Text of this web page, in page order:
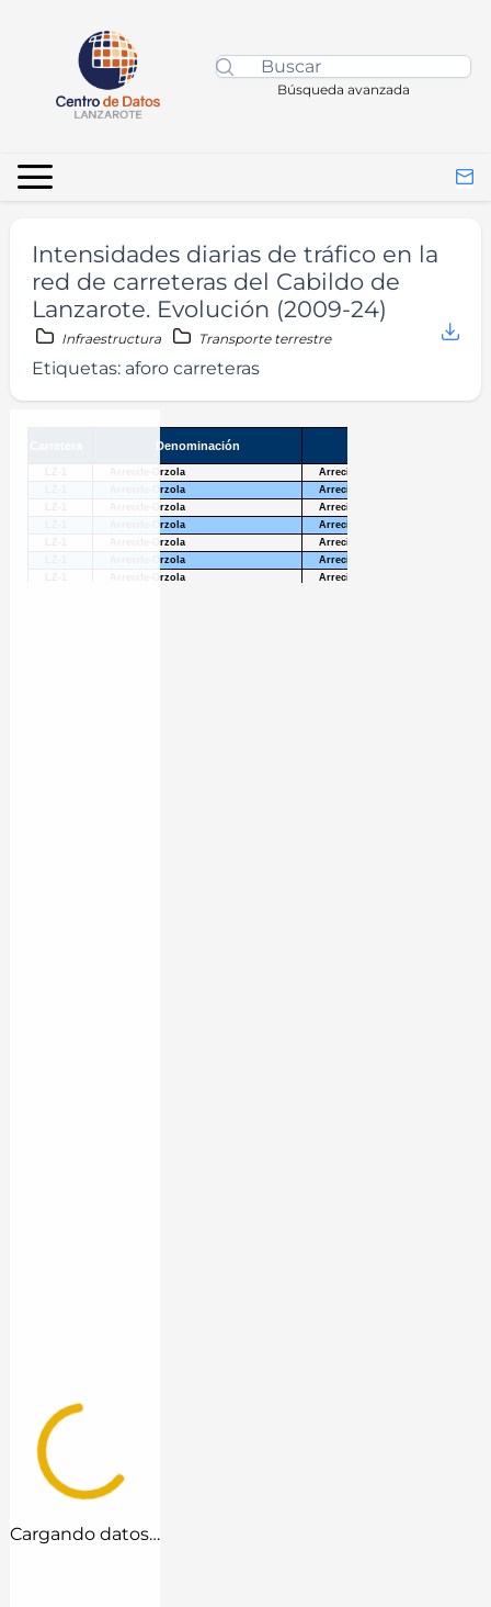
Búsqueda avanzada
Intensidades diarias de tráfico en la
red de carreteras del Cabildo de
Lanzarote. Evolución (2009-24)
Infraestructura Transporte terrestre
Etiquetas: aforo carreteras
Cargando datos…